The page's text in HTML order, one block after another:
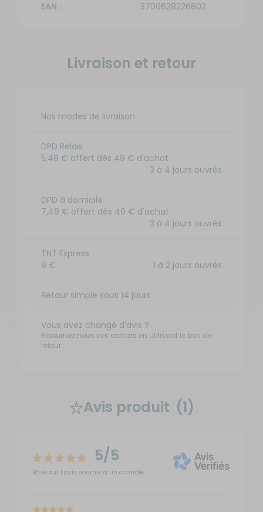
EAN : 3700628226802
Livraison et retour
Nos modes de livraison
DPD Relais
5,49 € offert dès 49 € d'achat
3 à 4 jours ouvrés
DPD à domicile
7,49 € offert dès 49 € d'achat
3 à 4 jours ouvrés
TNT Express
9 €
1 à 2 jours ouvrés
Retour simple sous 14 jours :
Vous avez changé d'avis ?
Retournez nous vos achats en utilisant le bon de
retour.
Avis produit (1)
5/5
Basé sur 1 avis soumis à un contrôle